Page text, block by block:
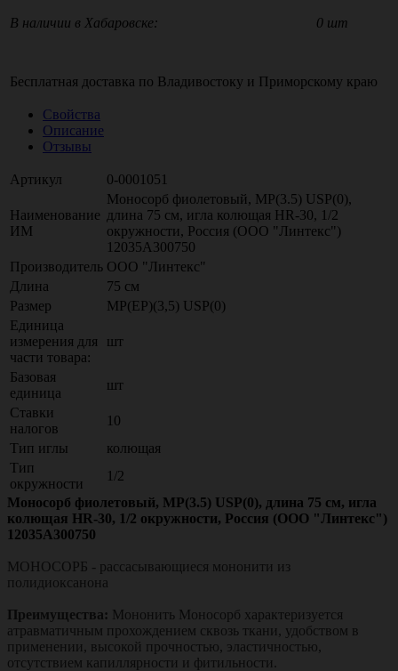
В наличии в Хабаровске: 0 шт
Бесплатная доставка по Владивостоку и Приморскому краю
Свойства
Описание
Отзывы
Артикул 0-0001051
Наименование
ИМ
Моносорб фиолетовый, МР(3.5) USP(0),
длина 75 см, игла колющая HR-30, 1/2
окружности, Россия (ООО "Линтекс")
12035A300750
Производитель ООО "Линтекс"
Длина
75 см
Размер
МР(EP)(3,5) USP(0)
Единица
измерения для
части товара:
шт
Базовая
единица
шт
Ставки
налогов
10
Тип иглы
колющая
Тип
окружности
1/2
Моносорб фиолетовый, МР(3.5) USP(0), длина 75 см, игла
колющая HR-30, 1/2 окружности, Россия (ООО "Линтекс")
12035A300750
МОНОСОРБ - рассасывающиеся мононити из
полидиоксанона
Преимущества: Мононить Моносорб характеризуется
атравматичным прохождением сквозь ткани, удобством в
применении, высокой прочностью, эластичностью,
отсутствием капиллярности и фитильности.